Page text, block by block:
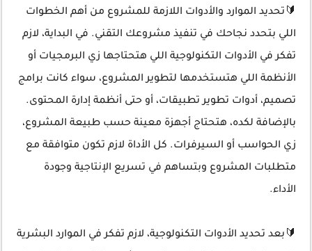
🔰تحديد الموارد والأدوات اللازمة للمشروع من أهم الخطوات
اللي بتحدد نجاحك في تنفيذ مشروعك التقني. في البداية، لازم
تفكر في الأدوات التكنولوجية اللي هتحتاجها زي البرمجيات أو
الأنظمة اللي هتستخدمها لتطوير المشروع، سواء كانت برامج
تصميم، أدوات تطوير تطبيقات، أو حتى أنظمة إدارة المحتوى.
بالإضافة لكده، هتحتاج أجهزة معينة حسب طبيعة المشروع،
زي الحواسب أو السيرفرات. كل الأداة لازم تكون متوافقة مع
متطلبات المشروع وبتساهم في تسريع الإنتاجية وجودة
الأداء.
🔰بعد تحديد الأدوات التكنولوجية، لازم تفكر في الموارد البشرية